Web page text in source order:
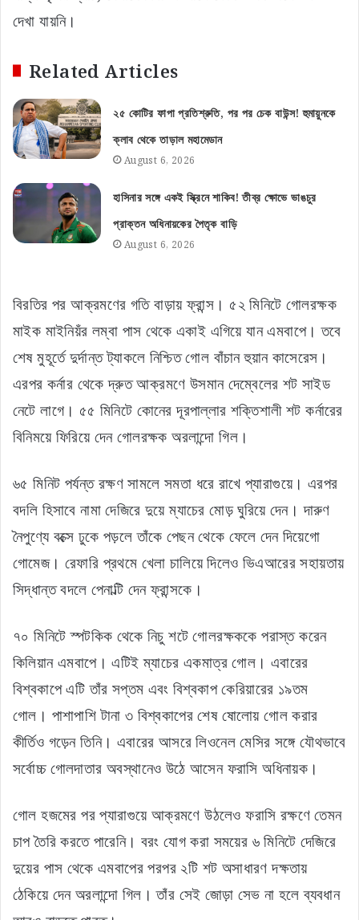
দেখা যায়নি।
Related Articles
২৫ কোটির ফাপা প্রতিশ্রুতি, পর পর চেক বাউন্স! হুমায়ুনকে
ক্লাব থেকে তাড়াল মহামেডান
August 6, 2026
হাসিনার সঙ্গে একই স্ক্রিনে শাকিব! তীব্র ক্ষোভে ভাঙচুর
প্রাক্তন অধিনায়কের পৈতৃক বাড়ি
August 6, 2026
বিরতির পর আক্রমণের গতি বাড়ায় ফ্রান্স। ৫২ মিনিটে গোলরক্ষক
মাইক মাইনিয়ঁর লম্বা পাস থেকে একাই এগিয়ে যান এমবাপে। তবে
শেষ মুহূর্তে দুর্দান্ত ট্যাকলে নিশ্চিত গোল বাঁচান হুয়ান কাসেরেস।
এরপর কর্নার থেকে দ্রুত আক্রমণে উসমান দেম্বেলের শট সাইড
নেটে লাগে। ৫৫ মিনিটে কোনের দূরপাল্লার শক্তিশালী শট কর্নারের
বিনিময়ে ফিরিয়ে দেন গোলরক্ষক অরলান্দো গিল।
৬৫ মিনিট পর্যন্ত রক্ষণ সামলে সমতা ধরে রাখে প্যারাগুয়ে। এরপর
বদলি হিসাবে নামা দেজিরে দুয়ে ম্যাচের মোড় ঘুরিয়ে দেন। দারুণ
নৈপুণ্যে বক্সে ঢুকে পড়লে তাঁকে পেছন থেকে ফেলে দেন দিয়েগো
গোমেজ। রেফারি প্রথমে খেলা চালিয়ে দিলেও ভিএআরের সহায়তায়
সিদ্ধান্ত বদলে পেনাল্টি দেন ফ্রান্সকে।
৭০ মিনিটে স্পটকিক থেকে নিচু শটে গোলরক্ষককে পরাস্ত করেন
কিলিয়ান এমবাপে। এটিই ম্যাচের একমাত্র গোল। এবারের
বিশ্বকাপে এটি তাঁর সপ্তম এবং বিশ্বকাপ কেরিয়ারের ১৯তম
গোল। পাশাপাশি টানা ৩ বিশ্বকাপের শেষ ষোলোয় গোল করার
কীর্তিও গড়েন তিনি। এবারের আসরে লিওনেল মেসির সঙ্গে যৌথভাবে
সর্বোচ্চ গোলদাতার অবস্থানেও উঠে আসেন ফরাসি অধিনায়ক।
গোল হজমের পর প্যারাগুয়ে আক্রমণে উঠলেও ফরাসি রক্ষণে তেমন
চাপ তৈরি করতে পারেনি। বরং যোগ করা সময়ের ৬ মিনিটে দেজিরে
দুয়ের পাস থেকে এমবাপের পরপর ২টি শট অসাধারণ দক্ষতায়
ঠেকিয়ে দেন অরলান্দো গিল। তাঁর সেই জোড়া সেভ না হলে ব্যবধান